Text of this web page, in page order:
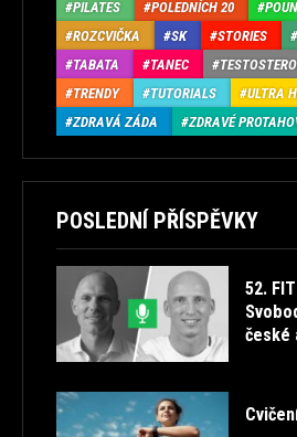
PILATES POLEDNÍCH 20
ROZCVIČKA
SK STORIES
TABATA
TANEC
TRENDY
TUTORIALS ULTRA
ZDRAVÁ ZÁDA
ZDRAVÉ
POSLEDNÍ PŘÍSPĚVKY
52.
české